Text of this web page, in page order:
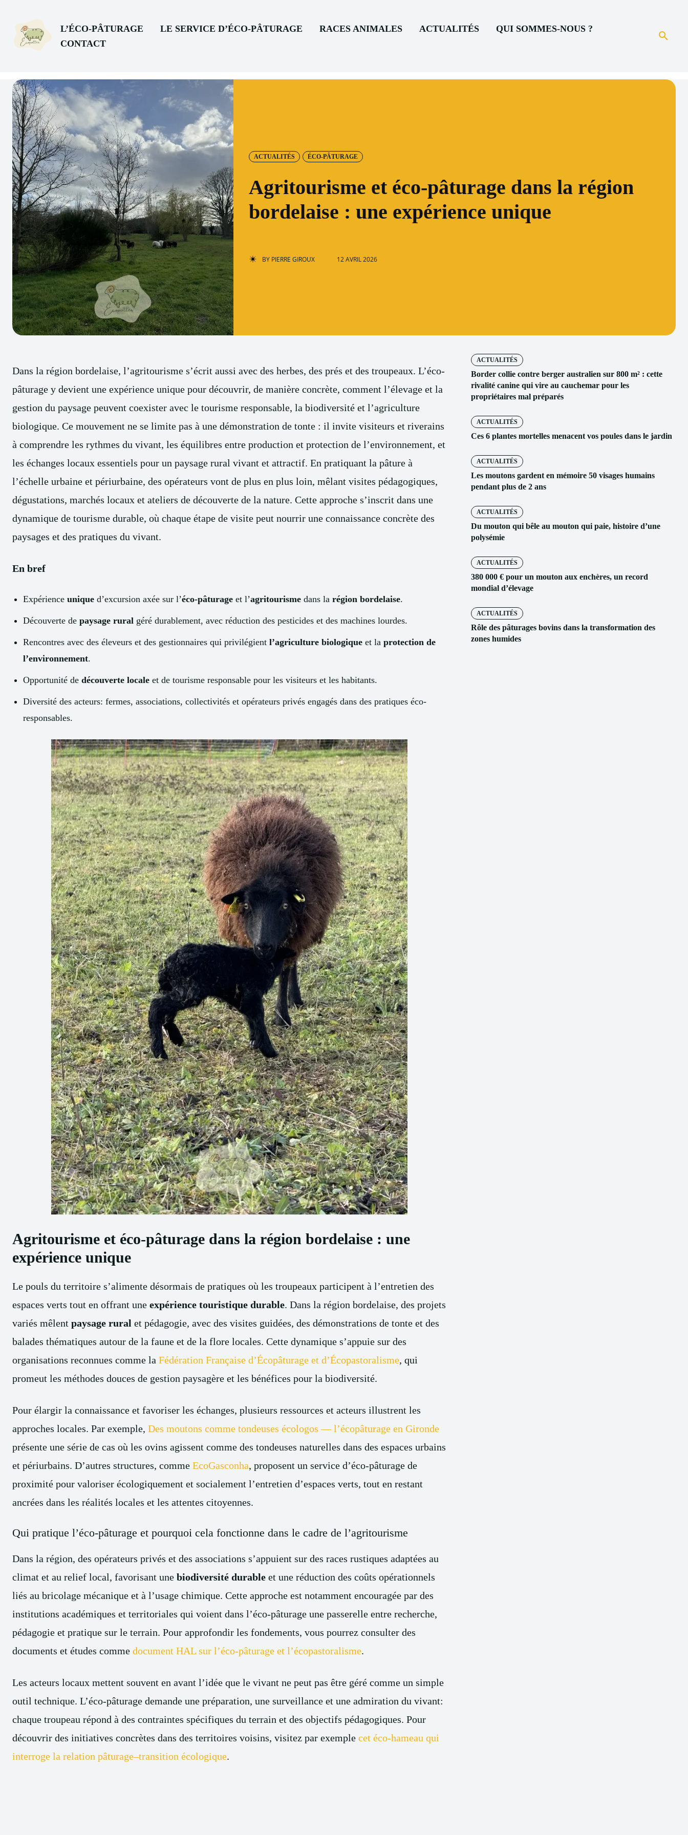
L’ÉCO-PÂTURAGE LE SERVICE D’ÉCO-PÂTURAGE RACES ANIMALES ACTUALITÉS
QUI SOMMES-NOUS ?
CONTACT
ACTUALITÉS ÉCO-PÂTURAGE
Agritourisme et éco-pâturage dans la région
bordelaise : une expérience unique
BY PIERRE GIROUX 12 AVRIL 2026
Dans la région bordelaise, l’agritourisme s’écrit aussi avec des herbes, des prés et des troupeaux. L’éco-
pâturage y devient une expérience unique pour découvrir, de manière concrète, comment l’élevage et la
gestion du paysage peuvent coexister avec le tourisme responsable, la biodiversité et l’agriculture
biologique. Ce mouvement ne se limite pas à une démonstration de tonte : il invite visiteurs et riverains
à comprendre les rythmes du vivant, les équilibres entre production et protection de l’environnement, et
les échanges locaux essentiels pour un paysage rural vivant et attractif. En pratiquant la pâture à
l’échelle urbaine et périurbaine, des opérateurs vont de plus en plus loin, mêlant visites pédagogiques,
dégustations, marchés locaux et ateliers de découverte de la nature. Cette approche s’inscrit dans une
dynamique de tourisme durable, où chaque étape de visite peut nourrir une connaissance concrète des
paysages et des pratiques du vivant.
En bref
Expérience unique d’excursion axée sur l’éco-pâturage et l’agritourisme dans la région bordelaise.
Découverte de paysage rural géré durablement, avec réduction des pesticides et des machines lourdes.
Rencontres avec des éleveurs et des gestionnaires qui privilégient l’agriculture biologique et la protection de
l’environnement.
Opportunité de découverte locale et de tourisme responsable pour les visiteurs et les habitants.
Diversité des acteurs: fermes, associations, collectivités et opérateurs privés engagés dans des pratiques éco-
responsables.
Agritourisme et éco-pâturage dans la région bordelaise : une
expérience unique
Le pouls du territoire s’alimente désormais de pratiques où les troupeaux participent à l’entretien des
espaces verts tout en offrant une expérience touristique durable. Dans la région bordelaise, des projets
variés mêlent paysage rural et pédagogie, avec des visites guidées, des démonstrations de tonte et des
balades thématiques autour de la faune et de la flore locales. Cette dynamique s’appuie sur des
organisations reconnues comme la Fédération Française d’Écopâturage et d’Écopastoralisme, qui
promeut les méthodes douces de gestion paysagère et les bénéfices pour la biodiversité.
Pour élargir la connaissance et favoriser les échanges, plusieurs ressources et acteurs illustrent les
approches locales. Par exemple, Des moutons comme tondeuses écologos — l’écopâturage en Gironde
présente une série de cas où les ovins agissent comme des tondeuses naturelles dans des espaces urbains
et périurbains. D’autres structures, comme EcoGasconha, proposent un service d’éco-pâturage de
proximité pour valoriser écologiquement et socialement l’entretien d’espaces verts, tout en restant
ancrées dans les réalités locales et les attentes citoyennes.
Qui pratique l’éco-pâturage et pourquoi cela fonctionne dans le cadre de l’agritourisme
Dans la région, des opérateurs privés et des associations s’appuient sur des races rustiques adaptées au
climat et au relief local, favorisant une biodiversité durable et une réduction des coûts opérationnels
liés au bricolage mécanique et à l’usage chimique. Cette approche est notamment encouragée par des
institutions académiques et territoriales qui voient dans l’éco-pâturage une passerelle entre recherche,
pédagogie et pratique sur le terrain. Pour approfondir les fondements, vous pourrez consulter des
documents et études comme document HAL sur l’éco-pâturage et l’écopastoralisme.
Les acteurs locaux mettent souvent en avant l’idée que le vivant ne peut pas être géré comme un simple
outil technique. L’éco-pâturage demande une préparation, une surveillance et une admiration du vivant:
chaque troupeau répond à des contraintes spécifiques du terrain et des objectifs pédagogiques. Pour
découvrir des initiatives concrètes dans des territoires voisins, visitez par exemple cet éco-hameau qui
interroge la relation pâturage–transition écologique.
ACTUALITÉS
Border collie contre berger australien sur 800 m² : cette
rivalité canine qui vire au cauchemar pour les
propriétaires mal préparés
ACTUALITÉS
Ces 6 plantes mortelles menacent vos poules dans le jardin
ACTUALITÉS
Les moutons gardent en mémoire 50 visages humains
pendant plus de 2 ans
ACTUALITÉS
Du mouton qui bêle au mouton qui paie, histoire d’une
polysémie
ACTUALITÉS
380 000 € pour un mouton aux enchères, un record
mondial d’élevage
ACTUALITÉS
Rôle des pâturages bovins dans la transformation des
zones humides